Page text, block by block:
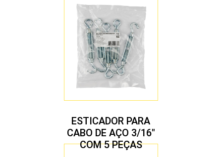
ESTICADOR PARA
CABO DE AÇO 3/16″
COM 5 PEÇAS